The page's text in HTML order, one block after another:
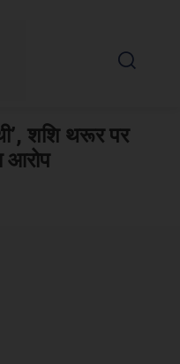
शशि थरूर पर
आरोप